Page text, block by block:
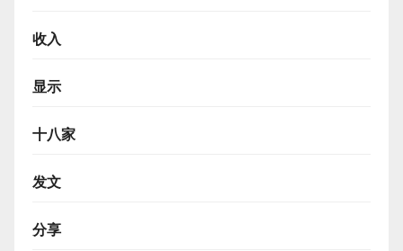
收入
显示
十八家
发文
分享